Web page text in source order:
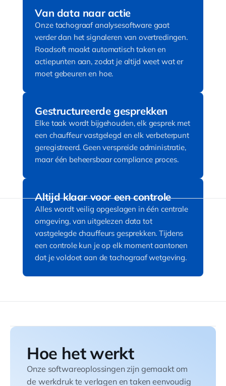
Van data naar actie
Onze tachograaf analysesoftware gaat
verder dan het signaleren van overtredingen.
Roadsoft maakt automatisch taken en
actiepunten aan, zodat je altijd weet wat er
moet gebeuren en hoe.
Gestructureerde gesprekken
Elke taak wordt bijgehouden, elk gesprek met
een chauffeur vastgelegd en elk verbeterpunt
geregistreerd. Geen verspreide administratie,
maar één beheersbaar compliance proces.
Altijd klaar voor een controle
Alles wordt veilig opgeslagen in één centrale
omgeving, van uitgelezen data tot
vastgelegde chauffeurs gesprekken. Tijdens
een controle kun je op elk moment aantonen
dat je voldoet aan de tachograaf wetgeving.
Hoe het werkt
Onze softwareoplossingen zijn gemaakt om
de werkdruk te verlagen en taken eenvoudig